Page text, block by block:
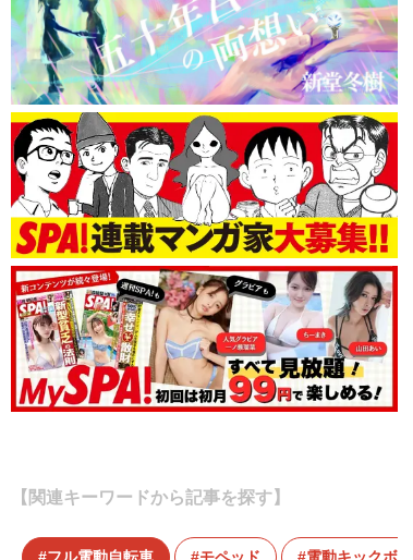
【関連キーワードから記事を探す】